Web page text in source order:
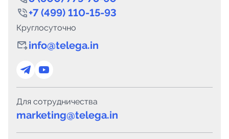
+7 (499) 110-15-93
Круглосуточно
info@telega.in
Для сотрудничества
marketing@telega.in